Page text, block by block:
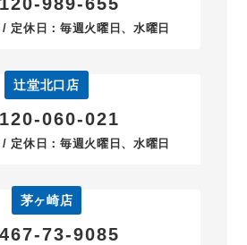
定休日：毎週火曜日、水曜日
辻堂北口店
060-021
定休日：毎週火曜日、水曜日
茅ヶ崎店
73-9085